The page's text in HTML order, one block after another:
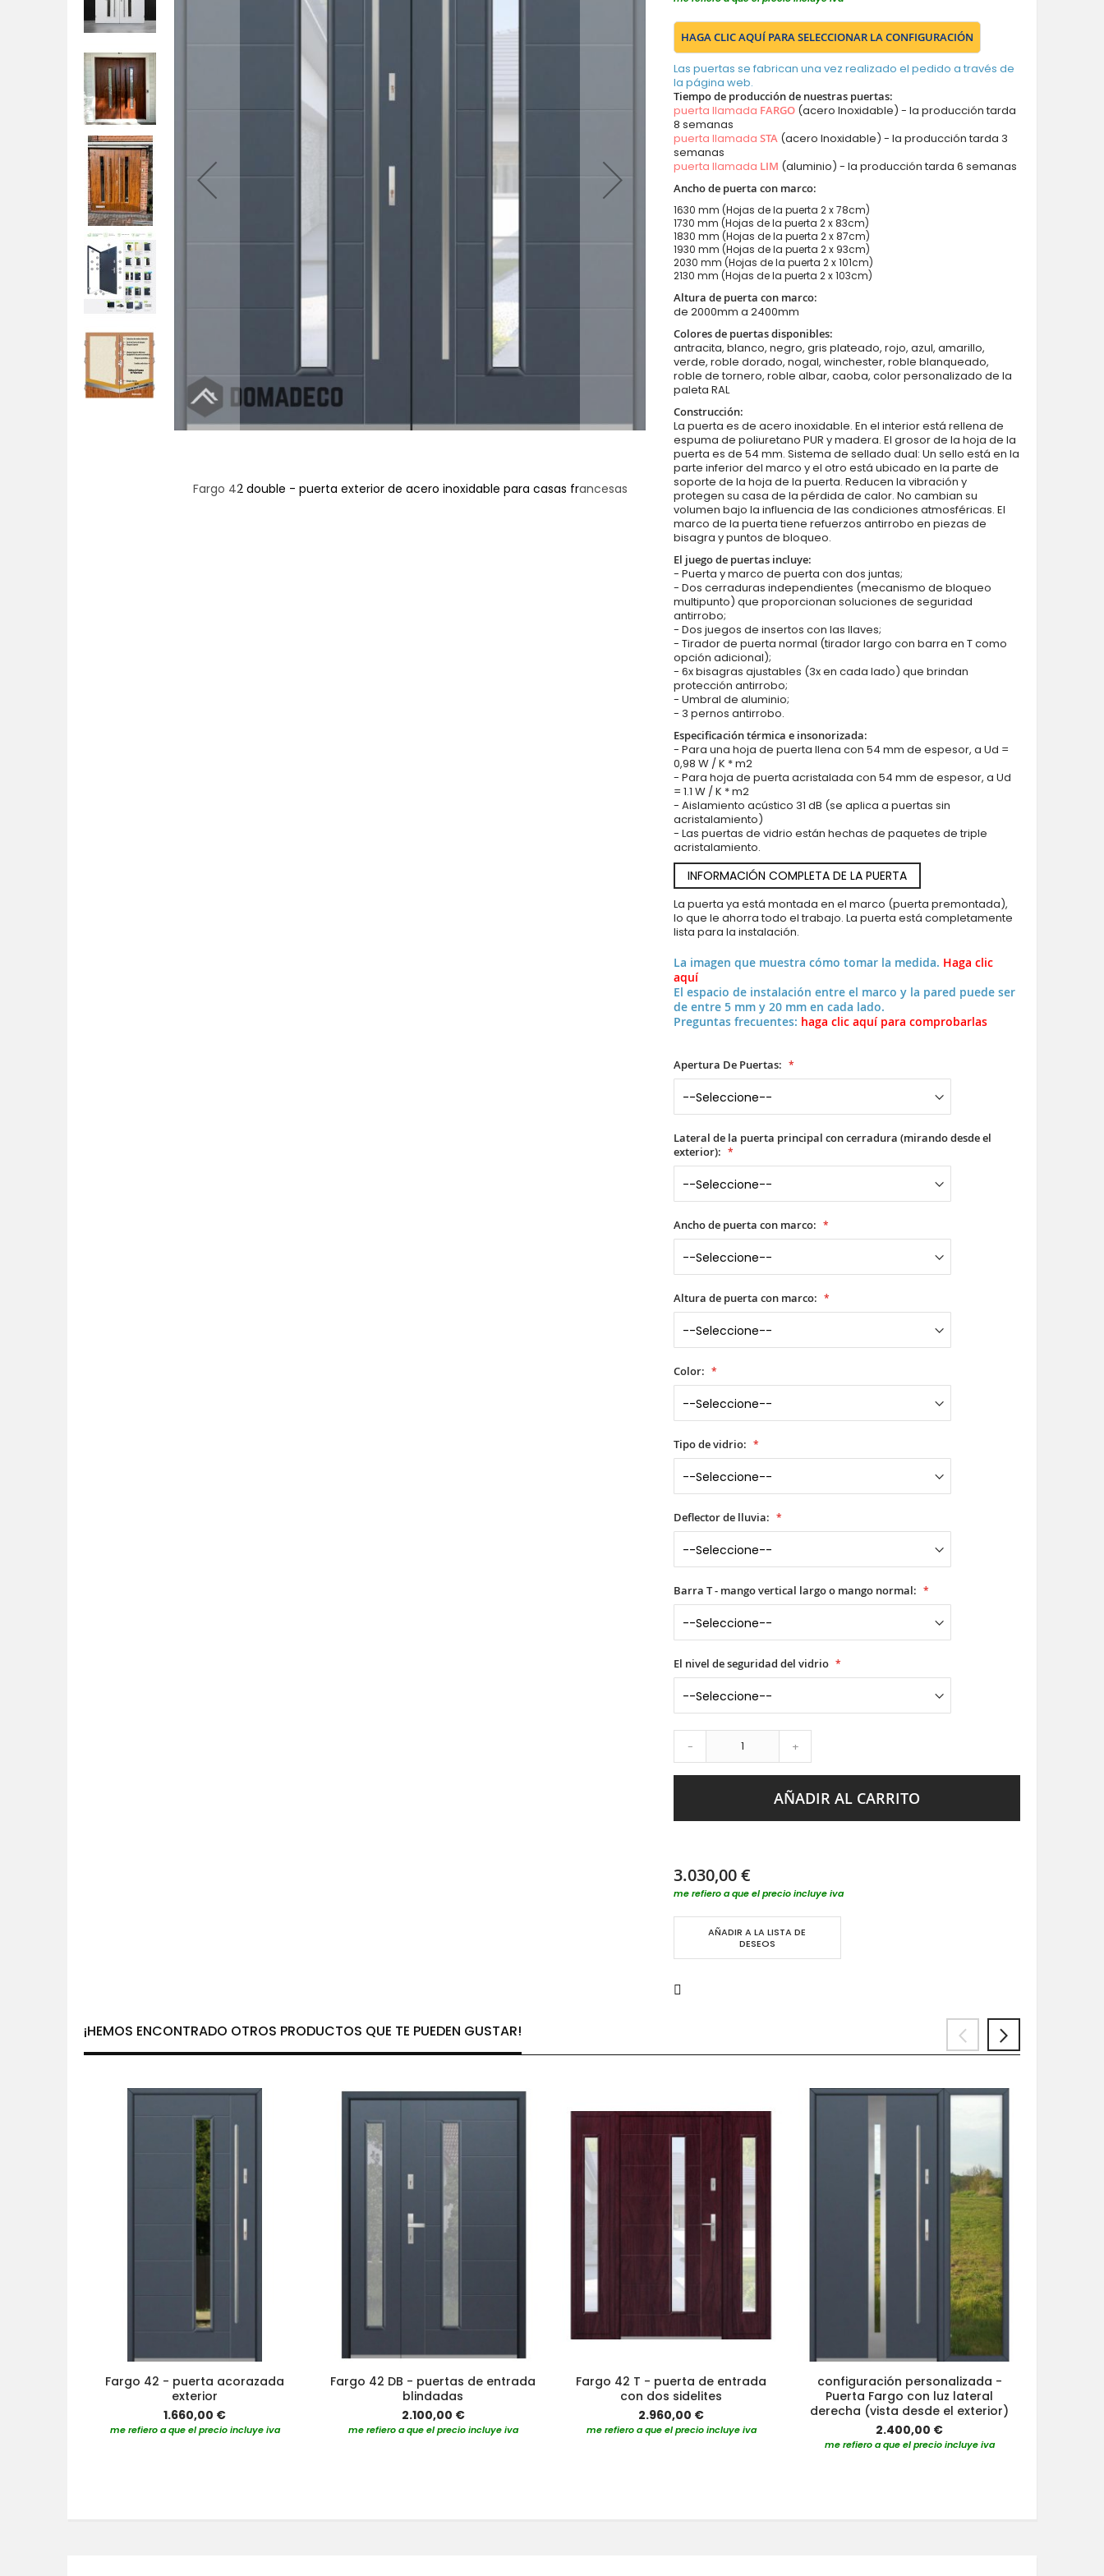
Fargo 42 double - puerta exterior de acero inoxidable para casas francesas puerta de acero inoxidable doble francesa blanca
HAGA CLIC AQUÍ PARA SELECCIONAR LA CONFIGURACIÓN
Las puertas se fabrican una vez realizado el pedido a través de
la página web.
Tiempo de producción de nuestras puertas:
puerta llamada FARGO (acero Inoxidable) - la producción tarda
8 semanas
puerta llamadaSTA (acero Inoxidable) - la producción tarda 3
semanas
puerta llamada LIM (aluminio) - la producción tarda 6 semanas
Ancho de puerta con marco:
1630 mm (Hojas de la puerta 2 x 78cm)
1730 mm (Hojas de la puerta 2 x 83cm)
1830 mm (Hojas de la puerta 2 x 87cm)
1930 mm (Hojas de la puerta 2 x 93cm)
2030 mm (Hojas de la puerta 2 x 101cm)
2130 mm (Hojas de la puerta 2 x 103cm)
Altura de puerta con marco:
de 2000mm a 2400mm
Colores de puertas disponibles:
antracita, blanco, negro, gris plateado, rojo, azul, amarillo,
verde, roble dorado, nogal, winchester, roble blanqueado,
roble de tornero, roble albar, caoba, color personalizado de la
paleta RAL
Construcción:
La puerta es de acero inoxidable. En el interior está rellena de
espuma de poliuretano PUR y madera. El grosor de la hoja de la
puerta es de 54 mm. Sistema de sellado dual: Un sello está en la
parte inferior del marco y el otro está ubicado en la parte de
soporte de la hoja de la puerta. Reducen la vibración y
protegen su casa de la pérdida de calor. No cambian su
volumen bajo la influencia de las condiciones atmosféricas. El
marco de la puerta tiene refuerzos antirrobo en piezas de
bisagra y puntos de bloqueo.
El juego de puertas incluye:
- Puerta y marco de puerta con dos juntas;
- Dos cerraduras independientes (mecanismo de bloqueo
multipunto) que proporcionan soluciones de seguridad
antirrobo;
- Dos juegos de insertos con las llaves;
- Tirador de puerta normal (tirador largo con barra en T como
opción adicional);
- 6x bisagras ajustables (3x en cada lado) que brindan
protección antirrobo;
- Umbral de aluminio;
- 3 pernos antirrobo.
Especificación térmica e insonorizada:
- Para una hoja de puerta llena con 54 mm de espesor, a Ud =
0,98 W / K * m2
- Para hoja de puerta acristalada con 54 mm de espesor, a Ud
= 1.1 W / K * m2
- Aislamiento acústico 31 dB (se aplica a puertas sin
acristalamiento)
- Las puertas de vidrio están hechas de paquetes de triple
acristalamiento.
INFORMACIÓN COMPLETA DE LA PUERTA
La puerta ya está montada en el marco (puerta premontada),
lo que le ahorra todo el trabajo. La puerta está completamente
lista para la instalación.
La imagen que muestra cómo tomar la medida. Haga clic
aquí
El espacio de instalación entre el marco y la pared puede ser
de entre 5 mm y 20 mm en cada lado.
Preguntas frecuentes: haga clic aquí para comprobarlas
Apertura De Puertas:
Lateral de la puerta principal con cerradura (mirando desde el
exterior):
Ancho de puerta con marco:
Altura de puerta con marco:
Color:
Tipo de vidrio:
Deflector de lluvia:
Barra T - mango vertical largo o mango normal:
El nivel de seguridad del vidrio
- +
AÑADIR AL CARRITO
3.030,00 €
me refiero a que el precio incluye iva
AÑADIR A LA LISTA DE
DESEOS
¡HEMOS ENCONTRADO OTROS PRODUCTOS QUE TE PUEDEN GUSTAR!
Fargo 42 - puerta acorazada
exterior
1.660,00 €
me refiero a que el precio incluye iva
Fargo 42 DB - puertas de entrada
blindadas
2.100,00 €
me refiero a que el precio incluye iva
Fargo 42 T - puerta de entrada
con dos sidelites
2.960,00 €
me refiero a que el precio incluye iva
configuración personalizada -
Puerta Fargo con luz lateral
derecha (vista desde el exterior)
2.400,00 €
me refiero a que el precio incluye iva